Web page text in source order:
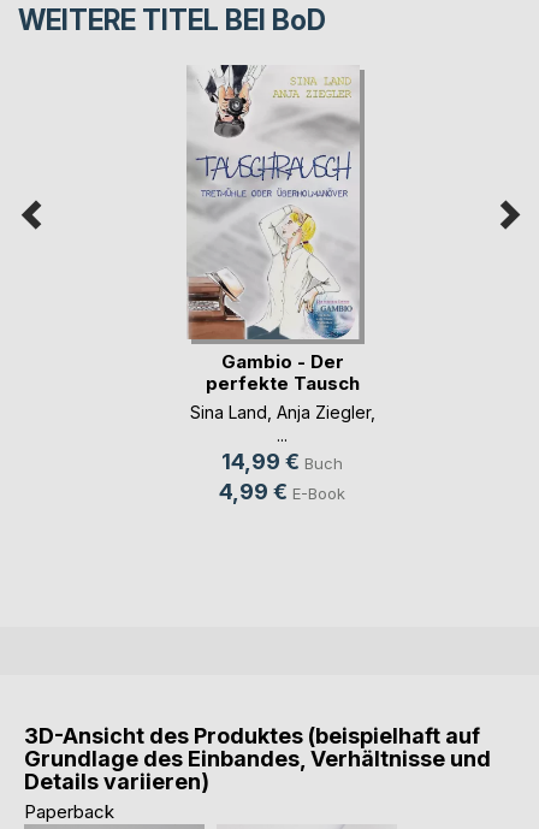
WEITERE TITEL BEI BoD
Gambio - Der
perfekte Tausch
Sina Land Anja Ziegler,
...
14,99 € Buch
4,99 € E-Book
3D-Ansicht des Produktes (beispielhaft auf
Grundlage des Einbandes, Verhältnisse und
Details variieren)
Paperback